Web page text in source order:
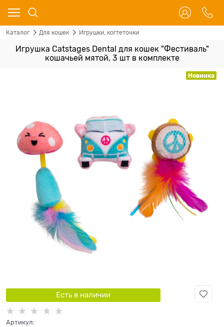
Каталог Для кошек Игрушки, когтеточки
Игрушка Catstages Dental для кошек "Фестиваль"
кошачьей мятой, 3 шт в комплекте
Новинка
Есть в наличии
Артикул: